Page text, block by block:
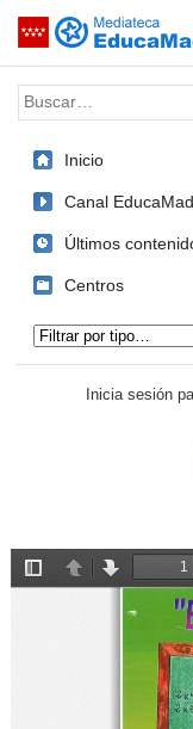
Saltar navegación
Palabra o frase:
Inicio
Canal
Últimos
Centros
Inicia sesión